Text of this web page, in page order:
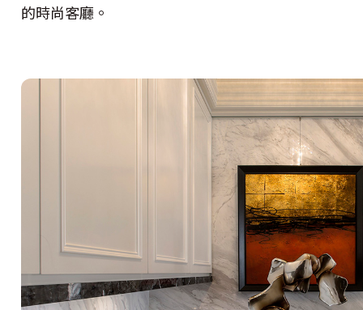
的時尚客廳。